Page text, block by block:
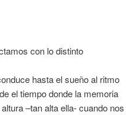
con lo distinto
hasta el sueño al ritmo
el tiempo donde la memoria
–tan alta ella- cuando nos